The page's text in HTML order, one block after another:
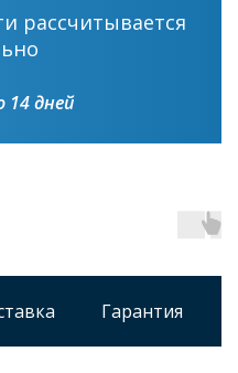
рассчитывается
14 дней
Гарантия